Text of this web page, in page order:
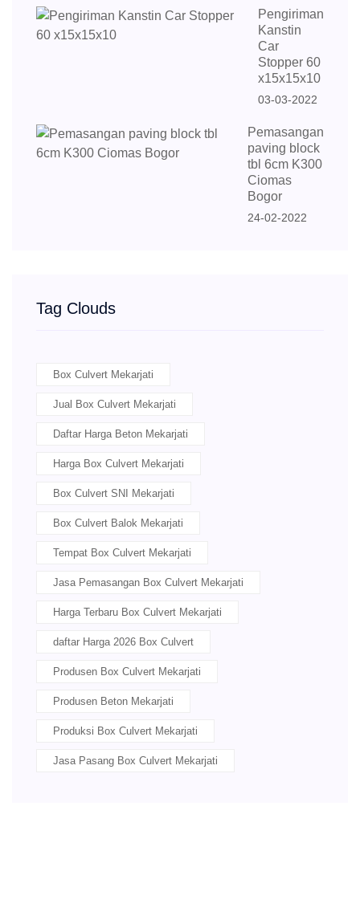
Pengiriman
Kanstin
Car
Stopper 60
x15x15x10
03-03-2022
Pemasangan
paving block
tbl 6cm K300
Ciomas
Bogor
24-02-2022
Tag Clouds
Box Culvert Mekarjati
Jual Box Culvert Mekarjati
Daftar Harga Beton Mekarjati
Harga Box Culvert Mekarjati
Box Culvert SNI Mekarjati
Box Culvert Balok Mekarjati
Tempat Box Culvert Mekarjati
Jasa Pemasangan Box Culvert Mekarjati
Harga Terbaru Box Culvert Mekarjati
daftar Harga 2026 Box Culvert
Produsen Box Culvert Mekarjati
Produsen Beton Mekarjati
Produksi Box Culvert Mekarjati
Jasa Pasang Box Culvert Mekarjati